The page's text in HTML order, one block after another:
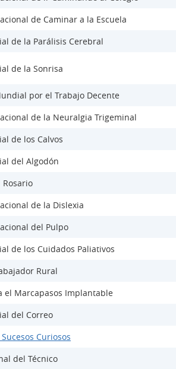
de Caminar a la Escuela
de la Parálisis Cerebral
de la Sonrisa
por el Trabajo Decente
de la Neuralgia Trigeminal
de los Calvos
del Algodón
de la Dislexia
del Pulpo
de los Cuidados Paliativos
Rural
el Marcapasos Implantable
del Correo
Curiosos
del Técnico